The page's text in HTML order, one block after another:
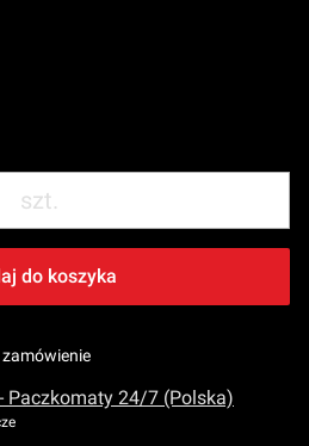
szt.
do koszyka
- Paczkomaty 24/7 (Polska)